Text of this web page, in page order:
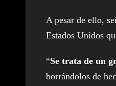
A pesar de ello,
Estados Unidos
“Se trata de un
borrándolos de